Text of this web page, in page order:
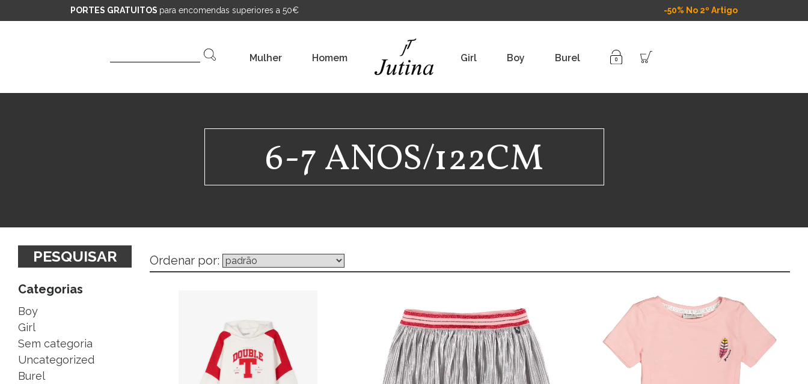
PORTES GRATUITOS para encomendas superiores a 50€ -50% No 2º Artigo
Mulher Homem Girl Boy Burel
6-7 ANOS/122CM
PESQUISAR
Categorias
Boy
Girl
Sem categoria
Uncategorized
Burel
Ordenar por: